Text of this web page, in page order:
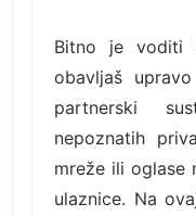
Bitno je voditi
obavljaš
partnerski
nepoznatih
mreže ili oglase
ulaznice. Na